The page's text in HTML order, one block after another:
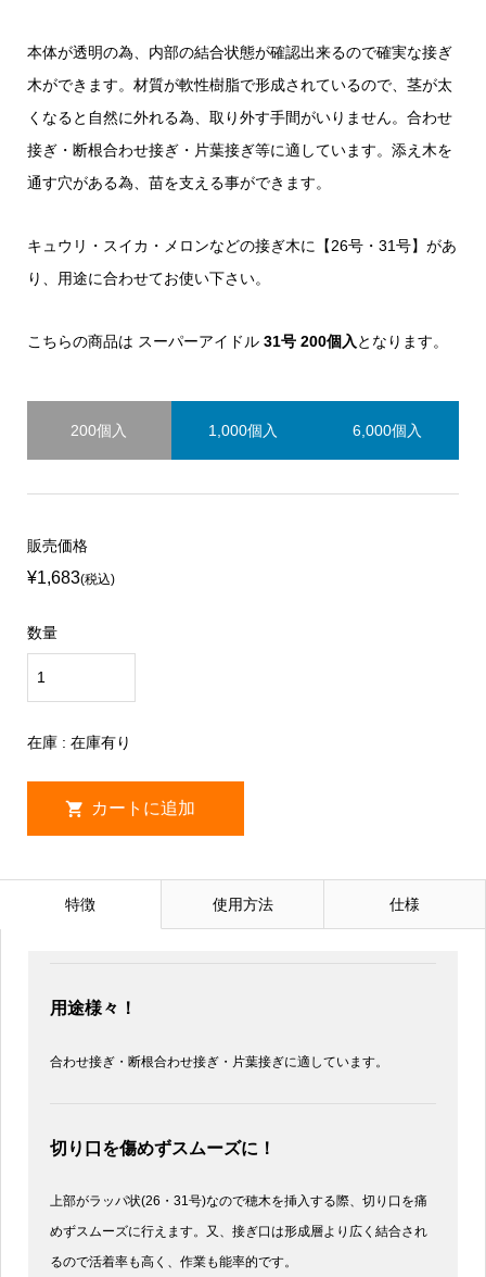
本体が透明の為、内部の結合状態が確認出来るので確実な接ぎ
木ができます。材質が軟性樹脂で形成されているので、茎が太
くなると自然に外れる為、取り外す手間がいりません。合わせ
接ぎ・断根合わせ接ぎ・片葉接ぎ等に適しています。添え木を
通す穴がある為、苗を支える事ができます。
キュウリ・スイカ・メロンなどの接ぎ木に【26号・31号】があ
り、用途に合わせてお使い下さい。
こちらの商品は スーパーアイドル 31号 200個入 となります。
200個入 1,000個入 6,000個入
販売価格
¥1,683(税込)
数量
在庫 : 在庫有り
特徴 使用方法 仕様
用途様々！
合わせ接ぎ・断根合わせ接ぎ・片葉接ぎに適しています。
切り口を傷めずスムーズに！
上部がラッパ状(26・31号)なので穂木を挿入する際、切り口を痛
めずスムーズに行えます。又、接ぎ口は形成層より広く結合され
るので活着率も高く、作業も能率的です。